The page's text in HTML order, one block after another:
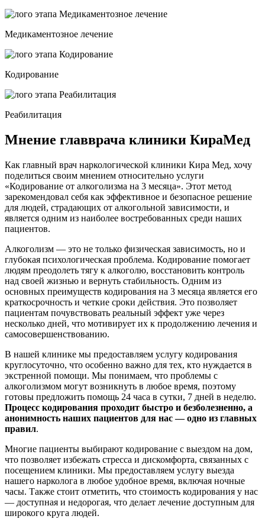
Медикаментозное лечение
Кодирование
Реабилитация
Мнение главврача клиники КираМед
Как главный врач наркологической клиники Кира Мед, хочу
поделиться своим мнением относительно услуги
«Кодирование от алкоголизма на 3 месяца». Этот метод
зарекомендовал себя как эффективное и безопасное решение
для людей, страдающих от алкогольной зависимости, и
является одним из наиболее востребованных среди наших
пациентов.
Алкоголизм — это не только физическая зависимость, но и
глубокая психологическая проблема. Кодирование помогает
людям преодолеть тягу к алкоголю, восстановить контроль
над своей жизнью и вернуть стабильность. Одним из
основных преимуществ кодирования на 3 месяца является его
краткосрочность и четкие сроки действия. Это позволяет
пациентам почувствовать реальный эффект уже через
несколько дней, что мотивирует их к продолжению лечения и
самосовершенствованию.
В нашей клинике мы предоставляем услугу кодирования
круглосуточно, что особенно важно для тех, кто нуждается в
экстренной помощи. Мы понимаем, что проблемы с
алкоголизмом могут возникнуть в любое время, поэтому
готовы предложить помощь 24 часа в сутки, 7 дней в неделю.
Процесс кодирования проходит быстро и безболезненно, а
анонимность наших пациентов для нас — одно из главных
правил.
Многие пациенты выбирают кодирование с выездом на дом,
что позволяет избежать стресса и дискомфорта, связанных с
посещением клиники. Мы предоставляем услугу выезда
нашего нарколога в любое удобное время, включая ночные
часы. Также стоит отметить, что стоимость кодирования у нас
— доступная и недорогая, что делает лечение доступным для
широкого круга людей.